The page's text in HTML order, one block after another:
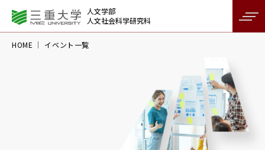
人文学部
人文社会科学研究科
HOME イベント一覧